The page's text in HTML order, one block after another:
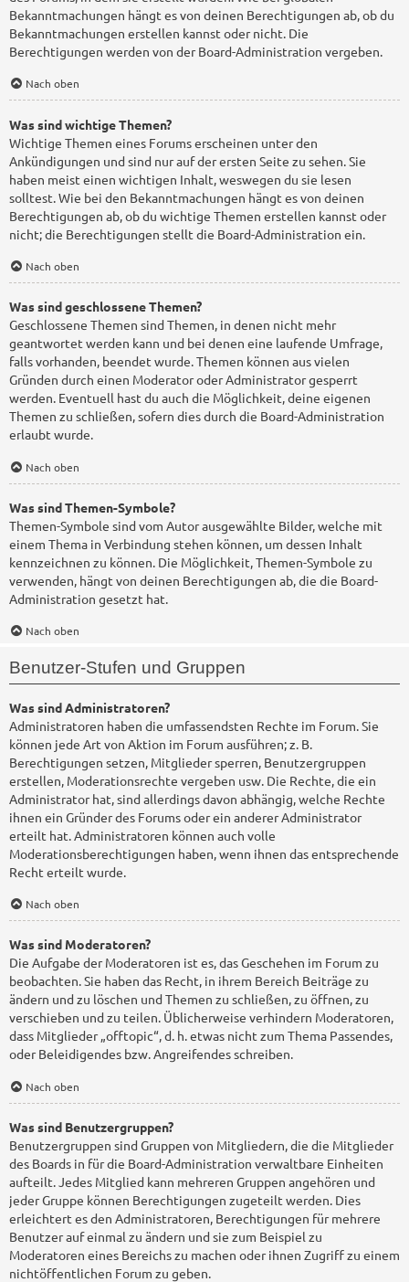
Bekanntmachungen hängt es von deinen Berechtigungen ab, ob du
Bekanntmachungen erstellen kannst oder nicht. Die
Berechtigungen werden von der Board-Administration vergeben.
Nach oben
Was sind wichtige Themen?
Wichtige Themen eines Forums erscheinen unter den
Ankündigungen und sind nur auf der ersten Seite zu sehen. Sie
haben meist einen wichtigen Inhalt, weswegen du sie lesen
solltest. Wie bei den Bekanntmachungen hängt es von deinen
Berechtigungen ab, ob du wichtige Themen erstellen kannst oder
nicht; die Berechtigungen stellt die Board-Administration ein.
Nach oben
Was sind geschlossene Themen?
Geschlossene Themen sind Themen, in denen nicht mehr
geantwortet werden kann und bei denen eine laufende Umfrage,
falls vorhanden, beendet wurde. Themen können aus vielen
Gründen durch einen Moderator oder Administrator gesperrt
werden. Eventuell hast du auch die Möglichkeit, deine eigenen
Themen zu schließen, sofern dies durch die Board-Administration
erlaubt wurde.
Nach oben
Was sind Themen-Symbole?
Themen-Symbole sind vom Autor ausgewählte Bilder, welche mit
einem Thema in Verbindung stehen können, um dessen Inhalt
kennzeichnen zu können. Die Möglichkeit, Themen-Symbole zu
verwenden, hängt von deinen Berechtigungen ab, die die Board-
Administration gesetzt hat.
Nach oben
Benutzer-Stufen und Gruppen
Was sind Administratoren?
Administratoren haben die umfassendsten Rechte im Forum. Sie
können jede Art von Aktion im Forum ausführen; z. B.
Berechtigungen setzen, Mitglieder sperren, Benutzergruppen
erstellen, Moderationsrechte vergeben usw. Die Rechte, die ein
Administrator hat, sind allerdings davon abhängig, welche Rechte
ihnen ein Gründer des Forums oder ein anderer Administrator
erteilt hat. Administratoren können auch volle
Moderationsberechtigungen haben, wenn ihnen das entsprechende
Recht erteilt wurde.
Nach oben
Was sind Moderatoren?
Die Aufgabe der Moderatoren ist es, das Geschehen im Forum zu
beobachten. Sie haben das Recht, in ihrem Bereich Beiträge zu
ändern und zu löschen und Themen zu schließen, zu öffnen, zu
verschieben und zu teilen. Üblicherweise verhindern Moderatoren,
dass Mitglieder „offtopic“, d. h. etwas nicht zum Thema Passendes,
oder Beleidigendes bzw. Angreifendes schreiben.
Nach oben
Was sind Benutzergruppen?
Benutzergruppen sind Gruppen von Mitgliedern, die die Mitglieder
des Boards in für die Board-Administration verwaltbare Einheiten
aufteilt. Jedes Mitglied kann mehreren Gruppen angehören und
jeder Gruppe können Berechtigungen zugeteilt werden. Dies
erleichtert es den Administratoren, Berechtigungen für mehrere
Benutzer auf einmal zu ändern und sie zum Beispiel zu
Moderatoren eines Bereichs zu machen oder ihnen Zugriff zu einem
nichtöffentlichen Forum zu geben.